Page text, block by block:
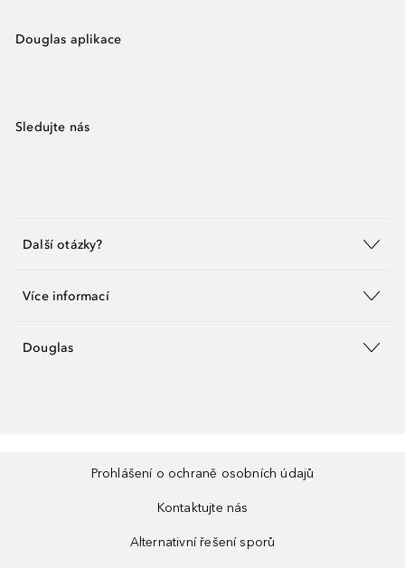
Douglas aplikace
Sledujte nás
Další otázky?
Více informací
Douglas
Prohlášení o ochraně osobních údajů
Kontaktujte nás
Alternativní řešení sporů